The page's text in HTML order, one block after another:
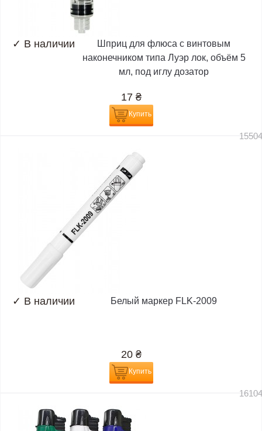
✓ В наличии
Шприц для флюса с винтовым
наконечником типа Луэр лок, объём 5
мл, под иглу дозатор
17 ₴
Купить
✓ В наличии Белый маркер FLK-2009
20 ₴
Купить